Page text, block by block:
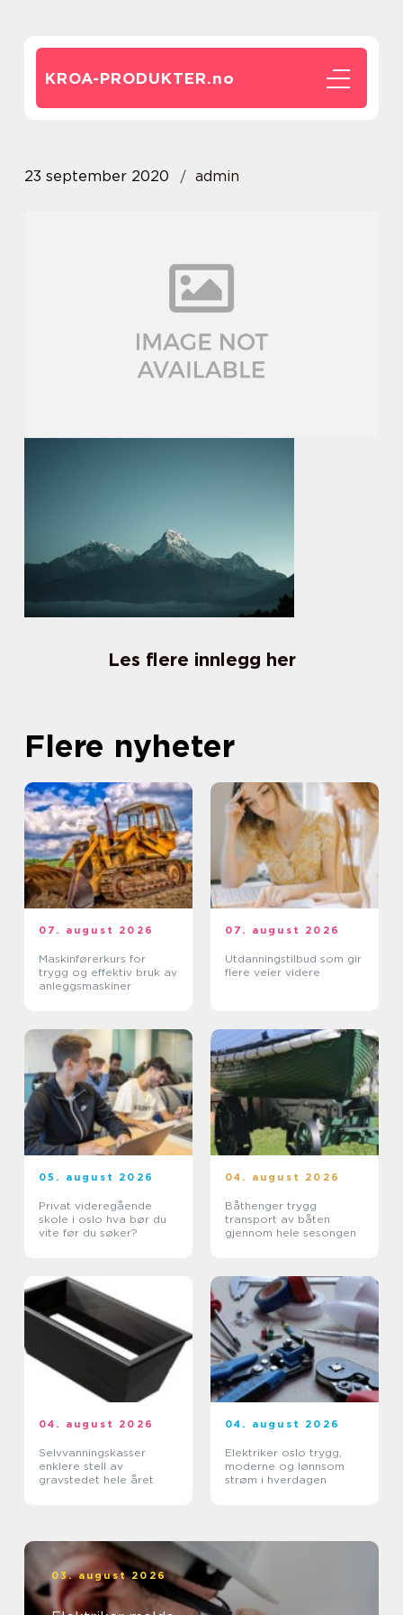
KROA-PRODUKTER.no
23 september 2020 admin
Les flere innlegg her
Flere nyheter
07. august 2026
Maskinførerkurs for
trygg og effektiv bruk av
anleggsmaskiner
07. august 2026
Utdanningstilbud som gir
flere veier videre
05. august 2026
Privat videregående
skole i oslo hva bør du
vite før du søker?
04. august 2026
Båthenger trygg
transport av båten
gjennom hele sesongen
04. august 2026
Selvvanningskasser
enklere stell av
gravstedet hele året
04. august 2026
Elektriker oslo trygg,
moderne og lønnsom
strøm i hverdagen
03. august 2026